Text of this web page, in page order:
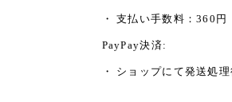
・ 支払い手数料：360円
PayPay決済:
・ ショップにて発送処